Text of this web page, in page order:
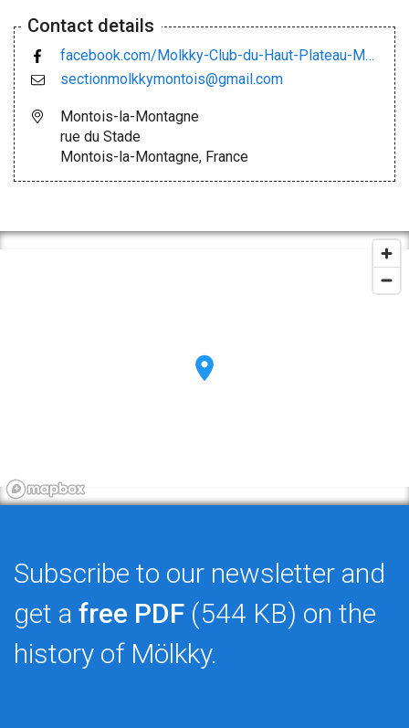
Contact details
facebook.com/Molkky-Club-du-Haut-Plateau-Messin-105051730848967/
sectionmolkkymontois@gmail.com
Montois-la-Montagne
rue du Stade
Montois-la-Montagne, France
Subscribe to our newsletter and
get a free PDF (544 KB) on the
history of Mölkky.